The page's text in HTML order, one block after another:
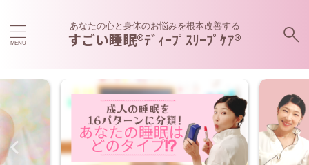
あなたの心と身体のお悩みを根本改善する
すごい睡眠®ﾃﾞｨｰﾌﾟｽﾘｰﾌﾟｹｱ®︎